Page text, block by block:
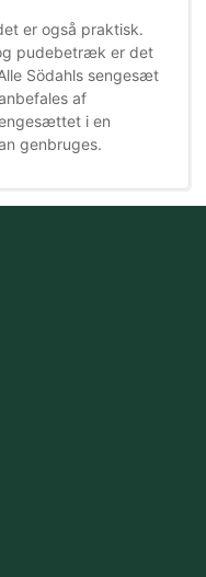
er også praktisk.
pudebetræk er det
Södahls sengesæt
af
i en
genbruges.